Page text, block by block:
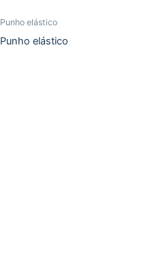
Punho elástico
Punho elástico